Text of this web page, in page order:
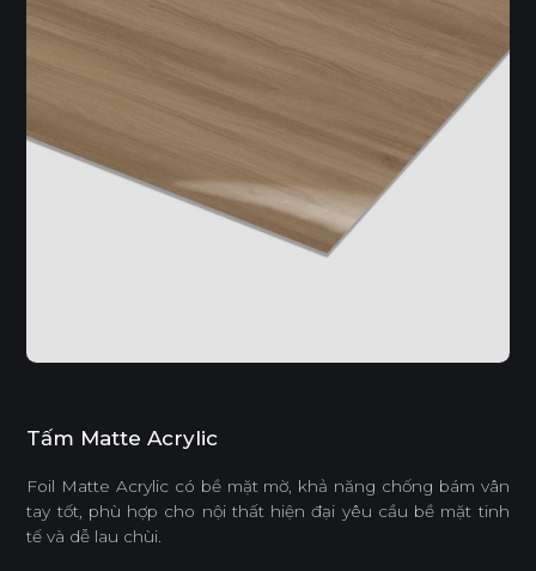
Tấm Matte Acrylic
Foil Matte Acrylic có bề mặt mờ, khả năng chống bám vân
tay tốt, phù hợp cho nội thất hiện đại yêu cầu bề mặt tinh
tế và dễ lau chùi.